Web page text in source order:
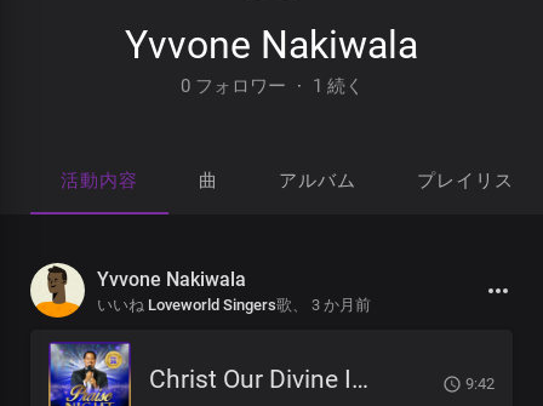
Yvvone Nakiwala
0 フォロワー · 1 続く
活動内容 曲 アルバム プレイリスト
Yvvone Nakiwala
いいね Loveworld Singers歌、 3 か月前
Christ Our Divine Immunity 9:42